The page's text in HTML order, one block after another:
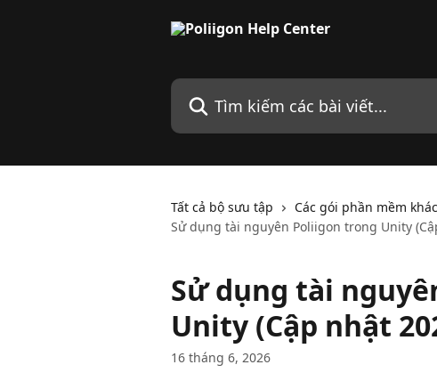
Tìm kiếm các bài viết...
Tất cả bộ sưu tập
Các gói phần mềm khác
Sử dụng tài nguyên Poliigon trong Unity
Sử dụng tài
Unity (Cập nhật
16 tháng 6, 2026